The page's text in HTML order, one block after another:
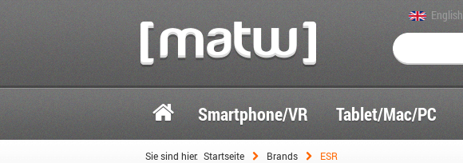
English
Smartphone/VR Tablet/Mac/PC
Sie sind hier: Startseite Brands ESR